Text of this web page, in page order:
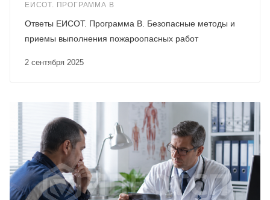
ЕИСОТ. ПРОГРАММА В
2 сентября 2025
Ответы ЕИСОТ. Программа В. Безопасные методы и
приемы выполнения пожароопасных работ